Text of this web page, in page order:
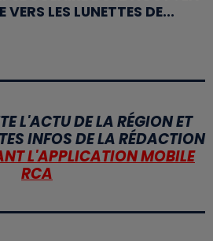
VERS LES LUNETTES DE...
L'ACTU DE LA RÉGION ET
INFOS DE LA RÉDACTION
L'APPLICATION MOBILE
RCA